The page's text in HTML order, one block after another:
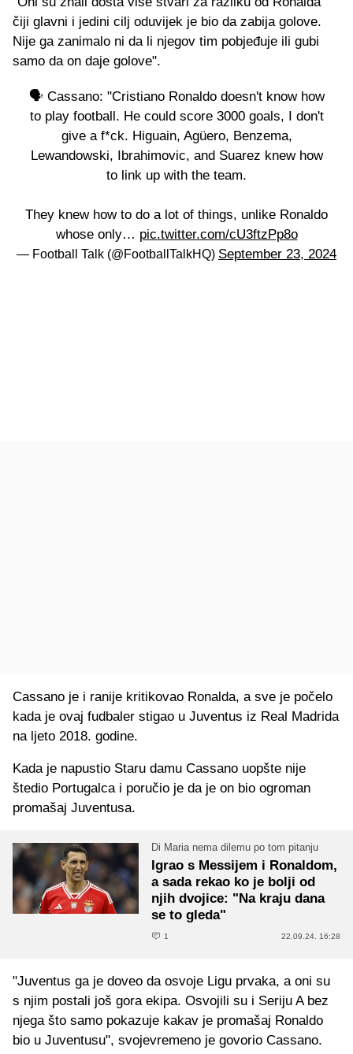
čiji glavni i jedini cilj oduvijek je bio da zabija golove.
Nije ga zanimalo ni da li njegov tim pobjeđuje ili gubi
samo da on daje golove".
🗣️ Cassano: "Cristiano Ronaldo doesn't know how
to play football. He could score 3000 goals, I don't
give a f*ck. Higuain, Agüero, Benzema,
Lewandowski, Ibrahimovic, and Suarez knew how
to link up with the team.
They knew how to do a lot of things, unlike Ronaldo
whose only… pic.twitter.com/cU3ftzPp8o
— Football Talk (@FootballTalkHQ) September 23, 2024
Cassano je i ranije kritikovao Ronalda, a sve je počelo
kada je ovaj fudbaler stigao u Juventus iz Real Madrida
na ljeto 2018. godine.
Kada je napustio Staru damu Cassano uopšte nije
štedio Portugalca i poručio je da je on bio ogroman
promašaj Juventusa.
Di Maria nema dilemu po tom pitanju
Igrao s Messijem i Ronaldom,
a sada rekao ko je bolji od
njih dvojice: "Na kraju dana
se to gleda"
1 22.09.24. 16:28
"Juventus ga je doveo da osvoje Ligu prvaka, a oni su
s njim postali još gora ekipa. Osvojili su i Seriju A bez
njega što samo pokazuje kakav je promašaj Ronaldo
bio u Juventusu", svojevremeno je govorio Cassano.